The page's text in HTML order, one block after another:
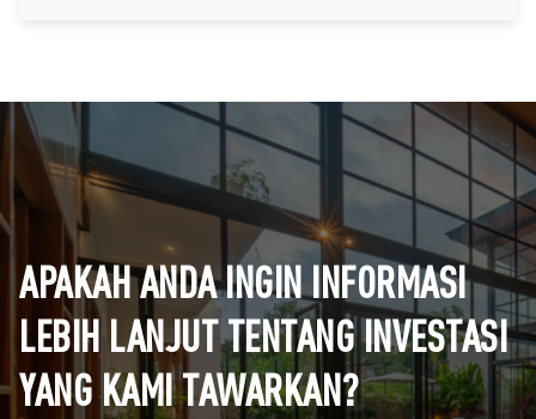
APAKAH ANDA INGIN INFORMASI
LEBIH LANJUT TENTANG INVESTASI
YANG KAMI TAWARKAN?